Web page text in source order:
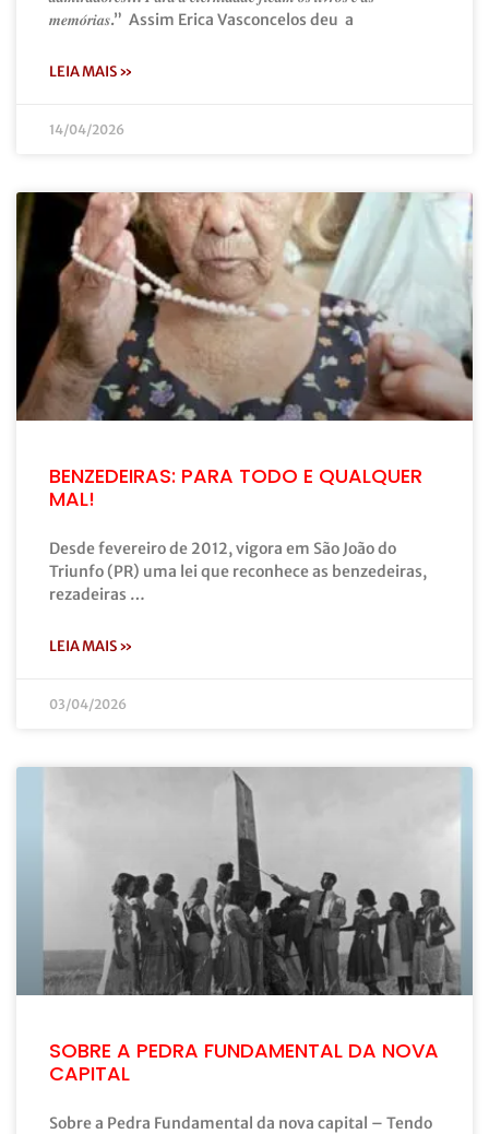
𝒎𝒆𝒎𝒐́𝒓𝒊𝒂𝒔.” Assim Erica Vasconcelos deu a
LEIA MAIS »
14/04/2026
BENZEDEIRAS: PARA TODO E QUALQUER
MAL!
Desde fevereiro de 2012, vigora em São João do
Triunfo (PR) uma lei que reconhece as benzedeiras,
rezadeiras …
LEIA MAIS »
03/04/2026
SOBRE A PEDRA FUNDAMENTAL DA NOVA
CAPITAL
Sobre a Pedra Fundamental da nova capital – Tendo